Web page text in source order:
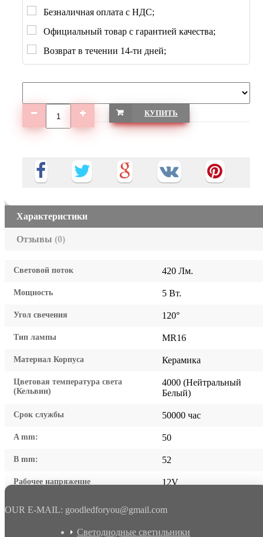
Безналичная оплата с НДС;
Официальный товар с гарантией качества;
Возврат в течении 14-ти дней;
КУПИТЬ
Характеристики
Отзывы (0)
Световой поток 420 Лм.
Мощность 5 Вт.
Угол свечения 120°
Тип лампы MR16
Материал Корпуса Керамика
Цветовая температура света
(Кельвин)
4000 (Нейтральный
Белый)
Срок службы 50000 час
A mm: 50
B mm: 52
Рабочее напряжение 12V
OUR E-MAIL: goodledforyou@gmail.cоm
Светодиодные светильники